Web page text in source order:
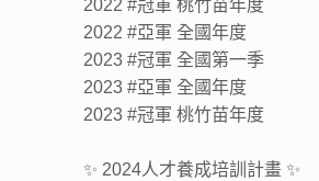
2022 #冠軍 桃竹苗年度
2022 #亞軍 全國年度
2023 #冠軍 全國第一季
2023 #亞軍 全國年度
2023 #冠軍 桃竹苗年度
✨ 2024人才養成培訓計畫 ✨